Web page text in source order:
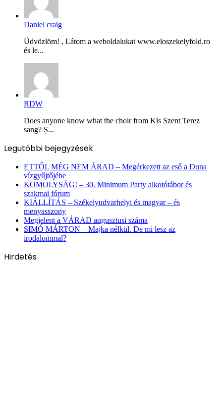
Daniel craig
Üdvözlöm! , Látom a weboldalukat www.eloszekelyfold.ro
és le...
RDW
Does anyone know what the choir from Kis Szent Terez
sang? Ș...
Legutóbbi bejegyzések
ETTŐL MÉG NEM ÁRAD – Megérkezett az eső a Duna
vízgyűjtőjébe
KOMOLYSÁG! – 30. Minimum Party alkotótábor és
szakmai fórum
KIÁLLÍTÁS – Székelyudvarhelyi és magyar – és
menyasszony
Megjelent a VÁRAD augusztusi száma
SIMÓ MÁRTON – Majka nélkül. De mi lesz az
irodalommal?
Hirdetés